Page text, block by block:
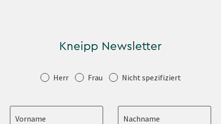
Kneipp Newsletter
Anrede Herr Frau Nicht spezifiziert
Vorname Nachname